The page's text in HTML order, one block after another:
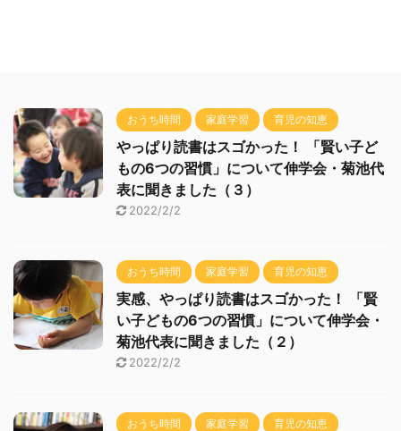
おうち時間 家庭学習 育児の知恵
やっぱり読書はスゴかった！ 「賢い子ど
もの6つの習慣」について伸学会・菊池代
表に聞きました（３）
2022/2/2
おうち時間 家庭学習 育児の知恵
実感、やっぱり読書はスゴかった！ 「賢
い子どもの6つの習慣」について伸学会・
菊池代表に聞きました（２）
2022/2/2
おうち時間 家庭学習 育児の知恵